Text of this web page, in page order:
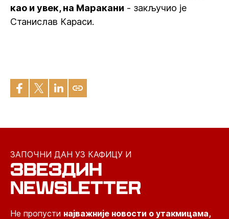
као и увек, на Маракани - закључио је
Станислав Караси.
ЗАПОЧНИ ДАН УЗ КАФИЦУ И
ЗВЕЗДИН
NEWSLETTER
Не пропусти најважније новости о утакмицама,